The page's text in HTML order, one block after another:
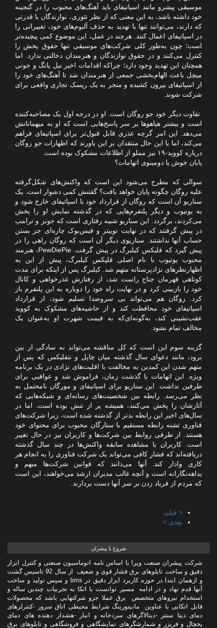
موسیقی پیشرو مانند اسپاتیفای باید آهنگ‌های محبوب را در گنجینه
خود داشته باشد، به این معنی که از نظر تئوری، نوازندگان با قدرتی
که دارند، می‌توانند تنها با تهدید به حذف آلبوم‌های خود، تغییراتی را
در اسپاتیفای اعمال کنند. هرچند در عمل، این موضوع کمی پیچیده‌تر
است؛ چون به‌طور کلی شرکت‌های موسیقی تنها حقوق پخش را
کنترل می‌کنند و در حقوق نوازندگان و هنرمندان دخالتی ندارد. اما
همچنان این تهدید وجود دارد؛ چراکه اقدامات اخیر نیل یانگ و جونی
میچل باعث الهام‌بخشی جمعی از هنرمندان شد تا آهنگ‌های خود را
از اسپاتیفای بیرون کشیده و منجر به یک ریسک تجاری واقعی برای
شرکت شوند.
تفاوت دیگر خود جو روگان است. او در درجه اول یک مصاحبه‌کننده
است و بیشتر هیاهوها بر سر پاسخ‌هایی است که او به ‌میهمانانش
می‌دهد. این امر گرچه عذری قابل قبول‌تر برای اسپاتیفای فراهم
می‌کند، اما با این حال منتقدان بر این باورند که اظهارات جو روگان
درباره کووید-۱۹ نیز مملو از اطلاعات مشکوک بوده است.
پایان خوش یا دومینوی اتهامات؟
سوالی که مطرح می‌شود این است که واکنش‌های شکل‌گرفته
علیه روگان چگونه پایان خواهد یافت؟ گفتنش کمی دشوار است. یک
سناریو آن است که روگان از قرارداد خود با اسپاتیفای خارج شود و
به یوتیوب و دیگر پلتفرم‌هایی که در گذشته نمایش او را پخش
می‌کردند، برگردد. این سناریو شبیه رفتاری است که جونز و ترامپ
در پیش گرفتند که در نهایت توییتر و فیس‌بوک چاره‌ای جز بستن
حساب آنها نداشتند. سناریوی دیگر آن است که روگان راهی را در
پیش گیرد که فلیکس کیلبرگ در پیش گرفت. PewDiePie، هنرمند
محبوب یوتیوب با نام اصلی فلیکس کیلبرگ، پیش از این به
اظهارنظرهای نژادپرستانه متهم شد. کیلبرگ پس از اینکه برای مدت
کوتاهی قهرمان جناج راست شد، از رفتارش عذرخواهی و کانال
خود را بازبینی کرد و در نهایت راه خود را دوباره به این پلتفرم باز
کرد. روگان هم می‌تواند بی سروصدا تسلیم شود، از قرارداد
اسپاتیفای خود محافظت کند و از حاشیه‌های مشکوک به کووید
عقب‌نشینی کند، به‌گونه‌ای‌که به قیمت شهرت او به‌عنوان یک
مخالف تمام نشود.
گزینه سوم این است که کل مناقشه می‌تواند به سادگی از بین
برود، مانند دعوای سال گذشته میان چاپل و نتفلیکس که پس از
متهم شدن این کمدین به مخالفت با اقلیت‌های نژادی در یک برنامه
ویژه. این اتهامات با گذشت زمان، فراموش شد و عواقبی برای
طرفین نداشت. این سناریو برای اسپاتیفای و مورگان نامحتمل به
نظر می‌رسد. رابطه بین شخصیت‌های رسانه‌ای و شبکه‌هایی که
آثارشان را پخش می‌کنند، همیشه پر از تنش بوده است. اما در
سال‌های اخیر این رابطه بدتر از گذشته شده است، زیرا شرکت‌های
فناوری تشنه رابطه مستقیم با ستارگان محبوب برای محتوای خود
هستند. از طرفی روابط بین شرکت‌ها و کاربران نیز در حال تغییر
است. کاربران با مشاهده سابقه واکنش‌ها در چند سال گذشته
دریافته‌اند که فشار کافی می‌تواند یک شرکت فناوری را به انجام هر
کاری وادار کند. آنها می‌دانند که قوانین شرکت‌ها مبهم و
بداهه‌نگارانه است و آنچه غالب مدیران ارشد می‌خواهند، این است
که مردم از فریاد زدن بر سر آنها دست بردارند.
< قبلی
بعدی >
شروع با پیشران
شرکت پیشران صنعت ویرا با اساس نامه اتوماسیون صنعتی و کنترل ابزار
دقیق و ساخت تابلوهای برق فشار قوی و ضعیف از سال 92 تاسیس گشت
و ازهمان ابتدا در حوزه کاربرد ابزار دقیق در bms و سپس تولید و ساخت
آنها قدم نهاد و در ادامه مسیر توانست با اتکا به تجربیات چندین ساله و
استخدام نیروهای متخصص برق عملا جزو شرکتهایی باشد که محصولات
قابل اتکایی با عناوین مانیتورینگ شرایط محیطی اتاق سرور -کنترلرهای
دمای دیتا سنتر -دیتالاگرهای سردخانه و انبار -هشدار دهنده های دمای
یخچال و فریزر و شمارشگرهای نمایشگاهی و فروشگاهی و تابلوهای برق